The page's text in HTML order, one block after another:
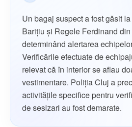
Un bagaj suspect a fost găsit
Barițiu și Regele Ferdinand
determinând alertarea
Verificările efectuate de
relevat că în interior se aflau
vestimentare. Poliția Cluj a
activitățile specifice pentru
de sesizari au fost demarate.